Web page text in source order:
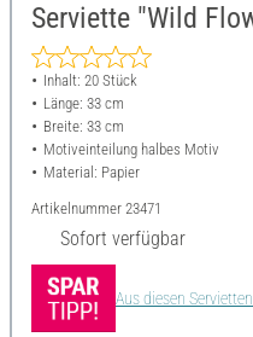
Serviette "Wild
Inhalt: 20 Stück
Länge: 33 cm
Breite: 33 cm
Motiveinteilung halbes Motiv
Material: Papier
Artikelnummer 23471
Sofort verfügbar
Aus diesen